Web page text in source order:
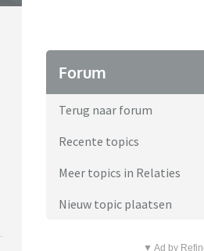
Forum
Terug naar forum
Recente topics
Meer topics in Relaties
Nieuw topic plaatsen
▼ Ad by